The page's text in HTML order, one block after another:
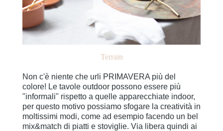
Terrain
Non c'è niente che urli PRIMAVERA più del
colore! Le tavole outdoor possono essere più
"informali" rispetto a quelle apparecchiate indoor,
per questo motivo possiamo sfogare la creatività in
moltissimi modi, come ad esempio facendo un bel
mix&match di piatti e stoviglie. Via libera quindi ai